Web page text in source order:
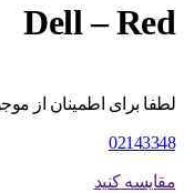
Dell – Red
لطفا برای اطمینان از
02143348
مقایسه کنید